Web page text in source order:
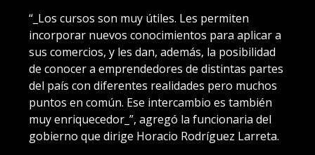
“_Los cursos son muy útiles. Les permiten
incorporar nuevos conocimientos para aplicar a
sus comercios, y les dan, además, la posibilidad
de conocer a emprendedores de distintas partes
del país con diferentes realidades pero muchos
puntos en común. Ese intercambio es también
muy enriquecedor_”, agregó la funcionaria del
gobierno que dirige Horacio Rodríguez Larreta.